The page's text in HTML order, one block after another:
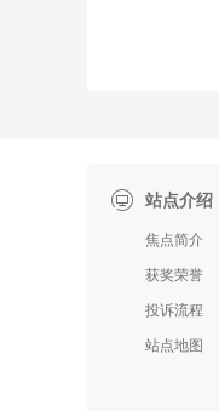
站点介绍
焦点简介
获奖荣誉
投诉流程
站点地图